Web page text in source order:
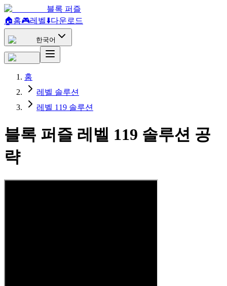
블록 퍼즐
🏠홈🎮레벨⬇️다운로드
한국어
홈
레벨 솔루션
레벨 119 솔루션
블록 퍼즐 레벨 119 솔루션 공
략